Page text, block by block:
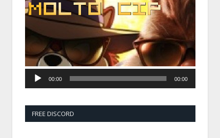
00:00 00:00
FREE DISCORD